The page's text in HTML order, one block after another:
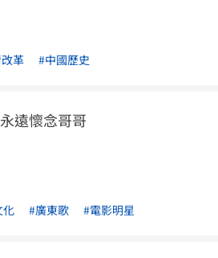
革 #中國歷史
永遠懷念哥哥
化 #廣東歌 #電影明星